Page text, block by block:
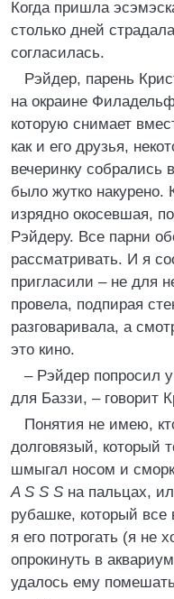
Когда пришла
столько дней
согласилась.
Рэйдер, парень
на окраине
которую снимает
как и его друзья,
вечеринку собрались
было жутко накурено.
изрядно окосевшая,
Рэйдеру. Все парни
рассматривать. И я
пригласили – не для
провела, подпирая
разговаривала, а
это кино.
– Рэйдер попросил
для Баззи, – говорит
Понятия не имею,
долговязый, который
шмыгал носом и
A S S S на пальцах,
рубашке, который
я его потрогать (я не
опрокинуть в
удалось ему